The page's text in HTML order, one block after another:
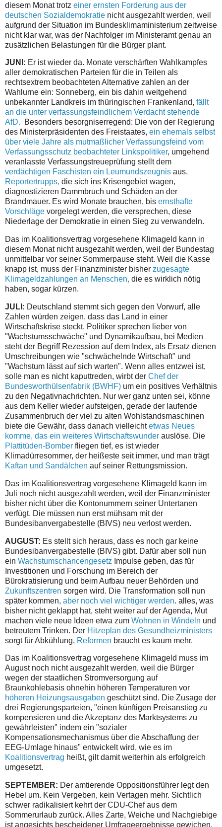
diesem Monat trotz einer ernsten Forderung aus der
deutschen Sozialdemokratie nicht ausgezahlt werden, weil
aufgrund der Situation im Bundesklimaministerium zeitweise
nicht klar war, was der Nachfolger im Ministeramt genau an
zusätzlichen Belastungen für die Bürger plant.
JUNI: Er ist wieder da. Monate verschärften Wahlkampfes
aller demokratischen Parteien für die in Teilen als
rechtsextrem beobachteten Alternative zahlen an der
Wahlurne ein: Sonneberg, ein bis dahin weitgehend
unbekannter Landkreis im thüringischen Frankenland, fällt
an die unter verfassungsfeindlichem Verdacht stehende
AfD.
Besonders besorgniserregend: Die von der Regierung
des Ministerpräsidenten des Freistaates, ein ehemals selbst
über viele Jahre als mutmaßlicher Verfassungsfeind vom
Verfassungsschutz beobachteter Linkspolitiker, umgehend
veranlasste Verfassungstreueprüfung stellt dem
verdächtigen Faschisten ein Leumundszeugnis aus.
Reportertrupps, die sich ins Krisengebiet wagen,
diagnostizieren Dammbruch und Schäden an der
Brandmauer. Es wird Monate brauchen, bis ernsthafte
Vorschläge vorgelegt werden, die versprechen, diese
Niederlage der Demokratie in einen Sieg zu verwandeln.
Das im Koalitionsvertrag vorgesehene Klimageld kann in
diesem Monat nicht ausgezahlt werden, weil der Bundestag
unmittelbar vor seiner Sommerpause steht. Weil die Kasse
knapp ist, muss der Finanzminister bisher zugesagte
Klimageldzahlungen an Menschen, die es wirklich nötig
haben, sogar kürzen.
JULI: Deutschland stemmt sich gegen den Vorwurf, alle
Zahlen würden zeigen, dass das Land in einer
Wirtschaftskrise steckt. Politiker sprechen lieber von
"Wachstumsschwäche" und Dynamikaufbau, bei Medien
steht der Begriff Rezession auf dem Index, als Ersatz dienen
Umschreibungen wie "schwächelnde Wirtschaft" und
"Wachstum lässt auf sich warten". Wenn alles entzwei ist,
solle man es nicht kaputtreden, wirbt der Chef der
Bundesworthülsenfabrik (BWHF) um ein positives Verhältnis
zu den Negativnachrichten. Nur wer ganz unten sei, könne
aus dem Keller wieder aufsteigen, gerade der laufende
Zusammenbruch der viel zu alten Wohlstandsmaschinen
biete die Gewähr, dass danach vielleichtetwas Neues
komme, das ein weiteres Wirtschaftswunder auslöse. Die
Plattitüden-Bomber fliegen tief, es ist wieder
Klimadürresommer, der heißeste seit immer, und man trägt
Kaftan und Sandälchen auf seiner Rettungsmission.
Das im Koalitionsvertrag vorgesehene Klimageld kann im
Juli noch nicht ausgezahlt werden, weil der Finanzminister
bisher nicht über die Kontonummern seiner Untertanen
verfügt. Die müssen nun erst mühsam mit der
Bundesibanvergabestelle (BIVS) neu verlost werden.
AUGUST: Es stellt sich heraus, dass es noch gar keine
Bundesibanvergabestelle (BIVS) gibt. Dafür aber soll nun
ein Wachstumschancengesetz Impulse geben, das für
Investitionen und Forschung im Bereich der
Bürokratisierung und beim Aufbau neuer Behörden und
Zukunftszentren sorgen wird. Die Transformation soll nun
später kommen, aber noch viel wichtiger werden. alles, was
bisher nicht geklappt hat, steht weiter auf der Agenda, Mut
machen viele neue Ideen etwa zum Wohnen in Windeln und
betreutem Trinken. Der Hitzeplan des Gesundheizministers
sorgt für Abkühlung, Reformen braucht es kaum mehr.
Das im Koalitionsvertrag vorgesehene Klimageld muss im
August noch nicht ausgezahlt werden, weil die Bürger
wegen der staatlichen Stromversorgung auf
Braunkohlebasis ohnehin höheren Temperaturen vor
höheren Heizungsausgaben geschützt sind. Die Zusage der
drei Regierungsparteien, "einen künftigen Preisanstieg zu
kompensieren und die Akzeptanz des Marktsystems zu
gewährleisten" indem ein "sozialer
Kompensationsmechanismus über die Abschaffung der
EEG-Umlage hinaus" entwickelt wird, wie es im
Koalitionsvertrag heißt, gilt damit weiterhin als erfolgreich
umgesetzt.
SEPTEMBER: Der amtierende Oppositionsführer legt den
Hebel um. Kein Vergeben, kein Vertagen mehr. Sichtlich
schwer radikalisiert kehrt der CDU-Chef aus dem
Sommerurlaub zurück. Alles Zarte, Weiche und Nachgiebige
ist angesichts bescheidener Umfrageergebnisse gewichen.